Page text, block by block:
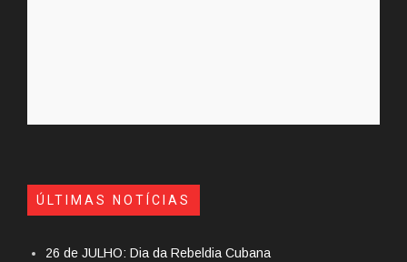
ÚLTIMAS NOTÍCIAS
26 de JULHO: Dia da Rebeldia Cubana